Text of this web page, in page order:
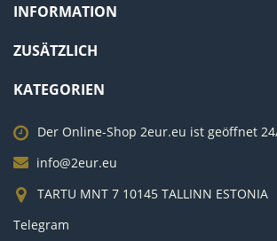
INFORMATION
ZUSÄTZLICH
KATEGORIEN
Der Online-Shop 2eur.eu ist geöffnet
info@2eur.eu
TARTU MNT 7 10145 TALLINN ESTONIA
Telegram